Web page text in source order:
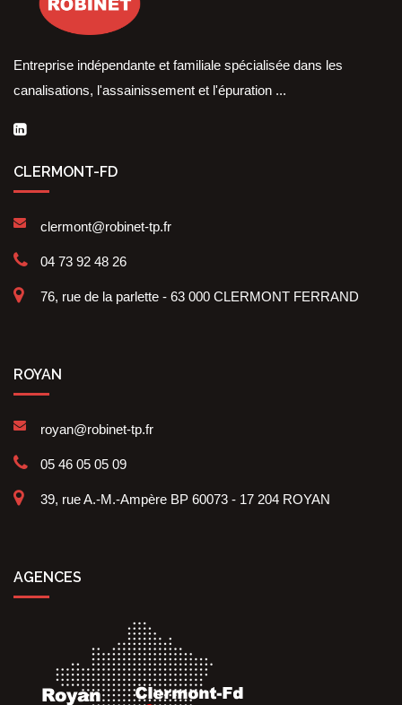
Entreprise indépendante et familiale spécialisée dans les
canalisations, l'assainissement et l'épuration ...
CLERMONT-FD
clermont@robinet-tp.fr
04 73 92 48 26
76, rue de la parlette - 63 000 CLERMONT FERRAND
ROYAN
royan@robinet-tp.fr
05 46 05 05 09
39, rue A.-M.-Ampère BP 60073 - 17 204 ROYAN
AGENCES